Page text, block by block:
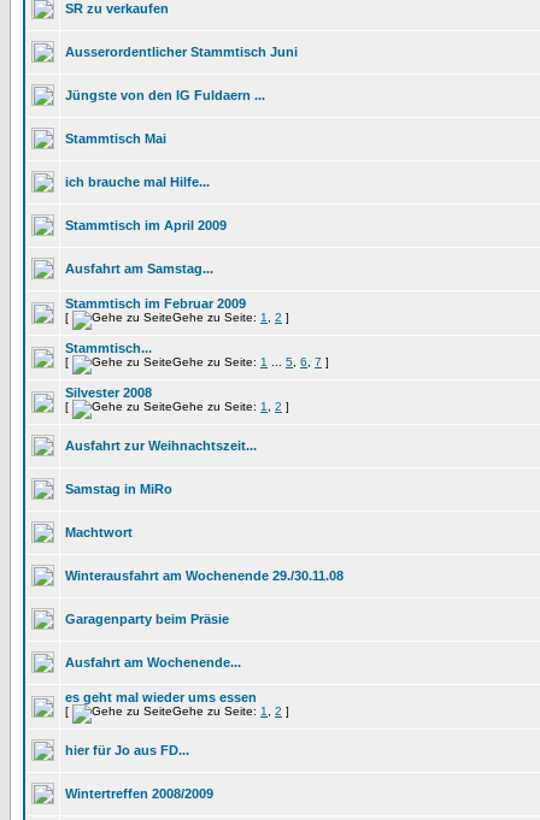
SR zu verkaufen
Ausserordentlicher Stammtisch Juni
Jüngste von den IG Fuldaern ...
Stammtisch Mai
ich brauche mal Hilfe...
Stammtisch im April 2009
Ausfahrt am Samstag...
Stammtisch im Februar 2009
[ Gehe zu Seite: 1 2 ]
Stammtisch...
[ Gehe zu Seite: 1 5 6 7 ]
Silvester 2008
[ Gehe zu Seite: 1 2 ]
Ausfahrt zur Weihnachtszeit...
Samstag in MiRo
Machtwort
Winterausfahrt am Wochenende 29./30.11.08
Garagenparty beim Präsie
Ausfahrt am Wochenende...
es geht mal wieder ums essen
[ Gehe zu Seite: 1 2 ]
hier für Jo aus FD...
Wintertreffen 2008/2009